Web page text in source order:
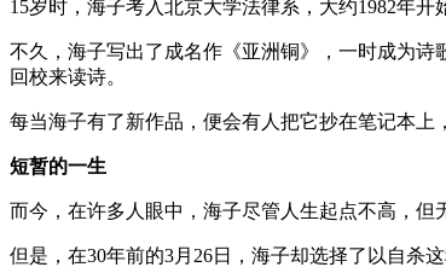
15岁时，海子考入北京大学法律系，大约1982年
不久，海子写出了成名作《亚洲铜》，一时成为
回校来读诗。
每当海子有了新作品，便会有人把它抄在笔记本上
短暂的一生
而今，在许多人眼中，海子尽管人生起点不高，
但是，在30年前的3月26日，海子却选择了以自杀